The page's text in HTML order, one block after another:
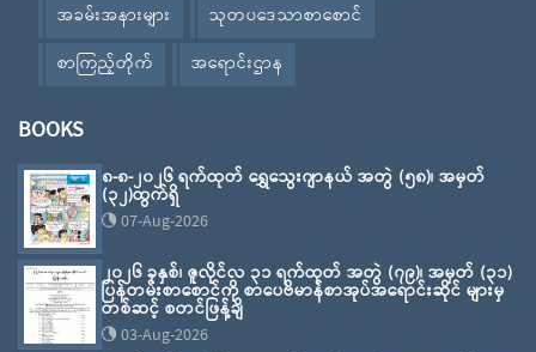
အခမ်းအနားများ
သုတပဒေသာစာစောင်
စာကြည့်တိုက်
အရောင်းဌာန
BOOKS
၈-၈-၂၀၂၆ ရက်ထုတ် ရွှေသွေးဂျာနယ် အတွဲ (၅၈)၊ အမှတ်
(၃၂)ထွက်ရှိ
07-Aug-2026
၂၀၂၆ ခုနှစ်၊ ဇူလိုင်လ ၃၁ ရက်ထုတ် အတွဲ (၇၉)၊ အမှတ် (၃၁)
ပြန်တမ်းစာစောင်ကို စာပေဗိမာန်စာအုပ်အရောင်းဆိုင် များမှ
တစ်ဆင့် စတင်ဖြန့်ချိ
03-Aug-2026